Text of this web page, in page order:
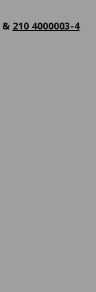
& 210 4000003-4